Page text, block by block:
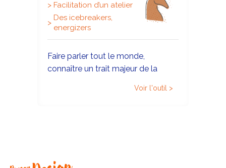
de nos actions sur l’organisation ou
une équipe.
> Facilitation d’un atelier
>
Des icebreakers,
energizers
Faire parler tout le monde,
connaître un trait majeur de la
perçoit et savoir ce qu’il recherche
Voir l'outil >